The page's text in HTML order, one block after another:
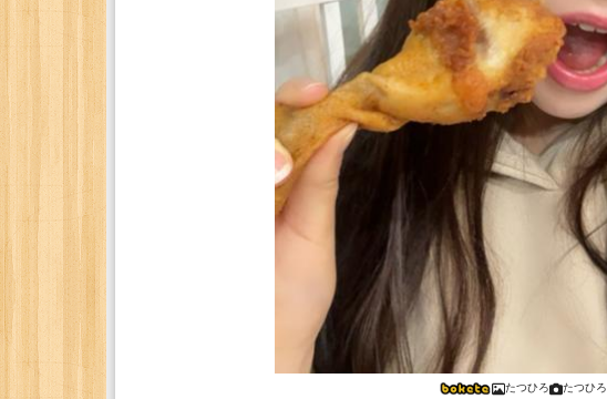
たつひろ たつひろ